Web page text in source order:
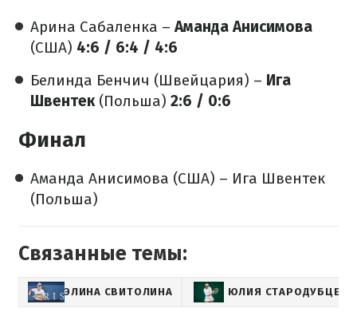
Арина Сабаленка –Аманда Анисимова
(США) 4:6 / 6:4 / 4:6
Белинда Бенчич (Швейцария) – Ига
Швентек(Польша) 2:6 / 0:6
Финал
Аманда Анисимова (США) – Ига Швентек
(Польша)
Связанные темы:
ЭЛИНА СВИТОЛИНА ЮЛИЯ СТАРОДУБЦЕВА